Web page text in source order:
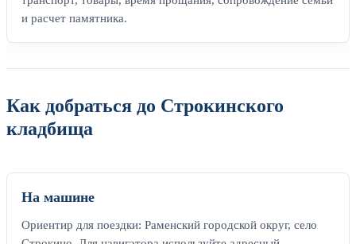
и расчет памятника.
Как добраться до Строкинского
кладбища
На машине
Ориентир для поездки: Раменский городской округ, село